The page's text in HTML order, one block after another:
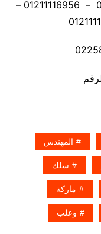
: 01211116954 – 01211116955 – 01211116956 –
المهندس
سلك
ماركة
وعلب